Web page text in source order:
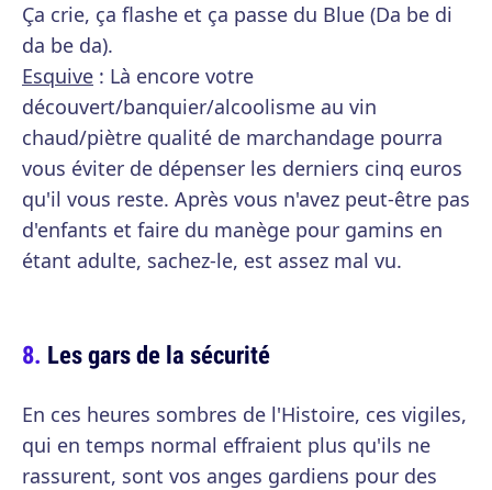
Ça crie, ça flashe et ça passe du Blue (Da be di
da be da).
Esquive : Là encore votre
découvert/banquier/alcoolisme au vin
chaud/piètre qualité de marchandage pourra
vous éviter de dépenser les derniers cinq euros
qu'il vous reste. Après vous n'avez peut-être pas
d'enfants et faire du manège pour gamins en
étant adulte, sachez-le, est assez mal vu.
Les gars de la sécurité
En ces heures sombres de l'Histoire, ces vigiles,
qui en temps normal effraient plus qu'ils ne
rassurent, sont vos anges gardiens pour des